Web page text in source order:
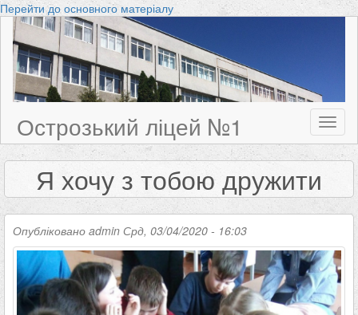
Перейти до основного матеріалу
Острозький ліцей №1
Я хочу з тобою дружити
Опубліковано admin Срд, 03/04/2020 - 16:03